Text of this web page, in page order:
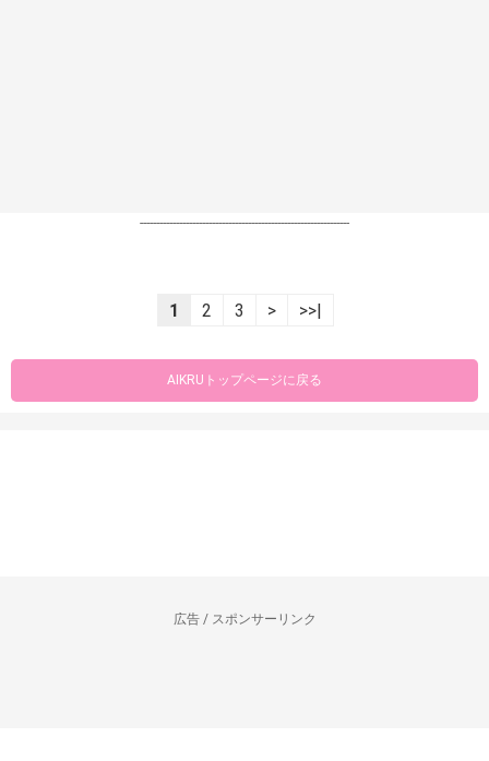
----------------------------------------------------------------
1 2 3 > >>|
AIKRUトップページに戻る
広告 / スポンサーリンク